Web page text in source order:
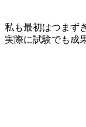
私も最初はつまず
実際に試験でも成